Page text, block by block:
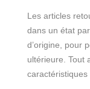
Les articles
dans un état
d’origine, pour
ultérieure. Tout
caractéristiques